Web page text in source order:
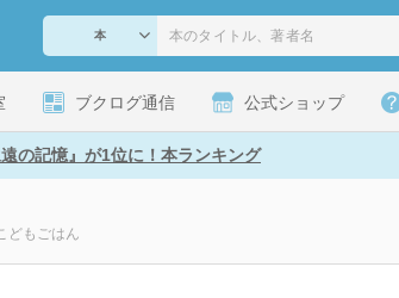
ブクログ通信 公式ショップ
遠の記憶』が1位に！本ランキング
どもごはん